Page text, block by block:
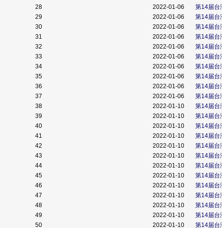
28
2022-01-06
第14届台
29
2022-01-06
第14届台
30
2022-01-06
第14届台
31
2022-01-06
第14届台
32
2022-01-06
第14届台
33
2022-01-06
第14届台
34
2022-01-06
第14届台
35
2022-01-06
第14届台
36
2022-01-06
第14届台
37
2022-01-06
第14届台
38
2022-01-10
第14届台
39
2022-01-10
第14届台
40
2022-01-10
第14届台
41
2022-01-10
第14届台
42
2022-01-10
第14届台
43
2022-01-10
第14届台
44
2022-01-10
第14届台
45
2022-01-10
第14届台
46
2022-01-10
第14届台
47
2022-01-10
第14届台
48
2022-01-10
第14届台
49
2022-01-10
第14届台
50
2022-01-10
第14届台